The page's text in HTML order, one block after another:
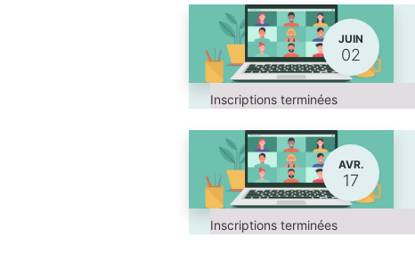
JUIN
02
Inscriptions terminées
AVR.
17
Inscriptions terminées